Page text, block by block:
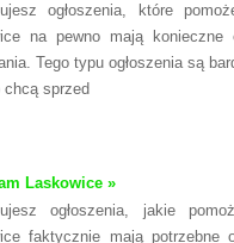
ogłoszenia, które
na pewno mają konieczne
Tego typu ogłoszenia są
chcą sprzed
Laskowice »
ogłoszenia, jakie
faktycznie mają potrzebne